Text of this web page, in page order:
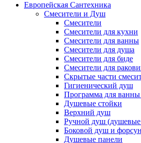
Европейская Сантехника
Смесители и Душ
Смесители
Смесители для кухни
Смесители для ванны
Смесители для душа
Смесители для биде
Смесители для
Скрытые части
Гигиенический душ
Программа для
Душевые стойки
Верхний душ
Ручной душ
Боковой душ и
Душевые панели